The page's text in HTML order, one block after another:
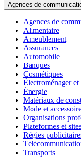
Agences de
Agences de
Alimentaire
Ameublement
Assurances
Automobile
Banques
Cosmétiques
Électroménager
Énergie
Matériaux de
Mode et
Organisations
Plateformes et
Régies
Transports